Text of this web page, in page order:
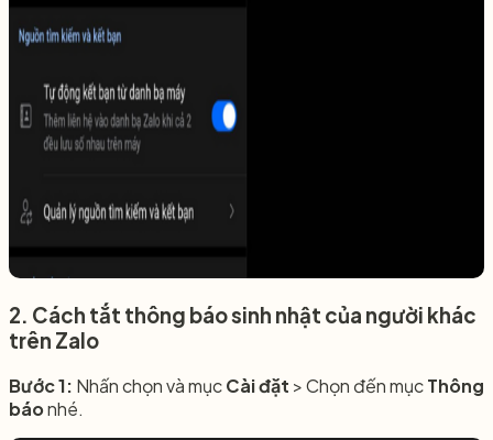
2. Cách tắt thông báo sinh nhật của người khác
trên Zalo
Bước 1: Nhấn chọn và mụcCài đặt > Chọn đến mụcThông
báonhé.